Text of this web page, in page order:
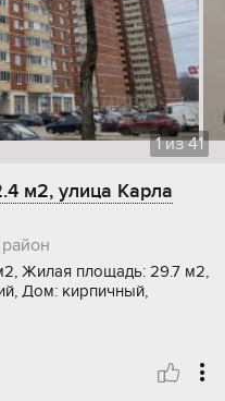
1из41
м2, улица Карла
Жилая площадь: 29.7 м2,
Дом: кирпичный,